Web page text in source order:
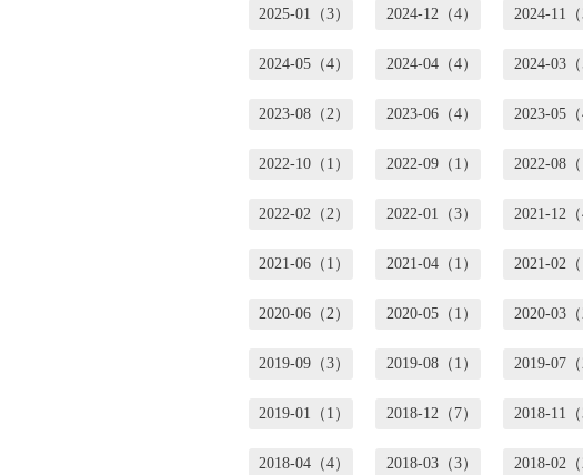
2025-01（3） 2024-12（4） 2024-11（
2024-05（4） 2024-04（4） 2024-03（
2023-08（2） 2023-06（4） 2023-05（
2022-10（1） 2022-09（1） 2022-08（
2022-02（2） 2022-01（3） 2021-12（
2021-06（1） 2021-04（1） 2021-02（
2020-06（2） 2020-05（1） 2020-03（
2019-09（3） 2019-08（1） 2019-07（
2019-01（1） 2018-12（7） 2018-11（
2018-04（4） 2018-03（3） 2018-02（